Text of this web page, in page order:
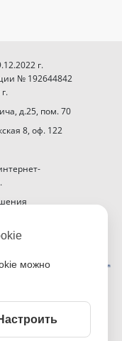
г.
№ 192644842
д.25, пом. 70
8, оф. 122
можно